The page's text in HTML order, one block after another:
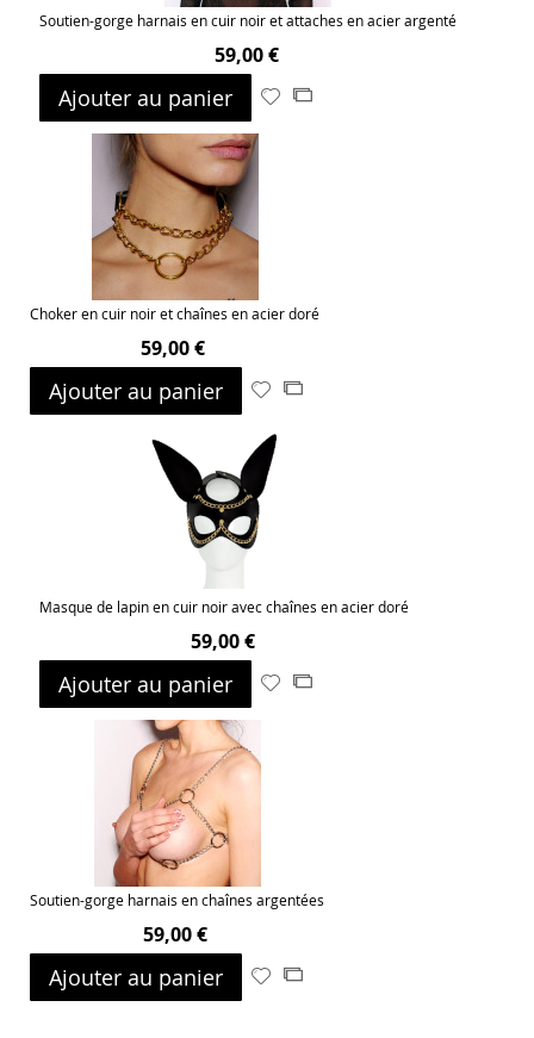
Soutien-gorge harnais en cuir noir et attaches en acier argenté
59,00 €
Ajouter au panier
AjouterAjouter
Choker en cuir noir et chaînes en acier doré
59,00 €
Ajouter au panier
Ajouter
ma
Ajouter
Masque de lapin en cuir noir avec chaînes en acier doré
59,00 €
Ajouter au panier
AjouterAjouter
Soutien-gorge harnais en chaînes argentées
59,00 €
Ajouter au panier
AjouterAjouter